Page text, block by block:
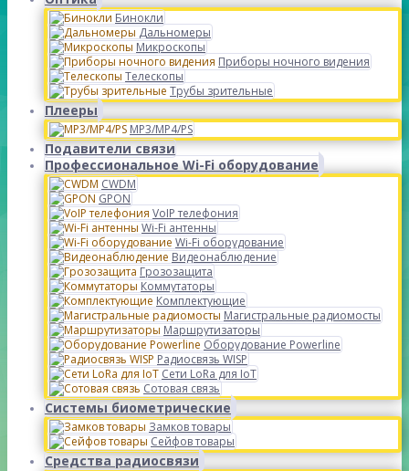
Бинокли
Дальномеры
Микроскопы
Приборы ночного видения
Телескопы
Трубы зрительные
Плееры
MP3/MP4/PS
Подавители связи
Профессиональное Wi-Fi оборудование
CWDM
GPON
VoIP телефония
Wi-Fi антенны
Wi-Fi оборудование
Видеонаблюдение
Грозозащита
Коммутаторы
Комплектующие
Магистральные радиомосты
Маршрутизаторы
Оборудование Powerline
Радиосвязь WISP
Сети LoRa для IoT
Сотовая связь
Системы биометрические
Замков товары
Сейфов товары
Средства радиосвязи